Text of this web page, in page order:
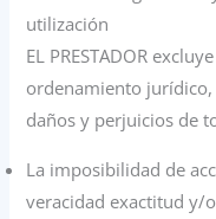
utilización
EL PRESTADOR
ordenamiento
daños y perjuicios de
La imposibilidad de
veracidad exactitud y/